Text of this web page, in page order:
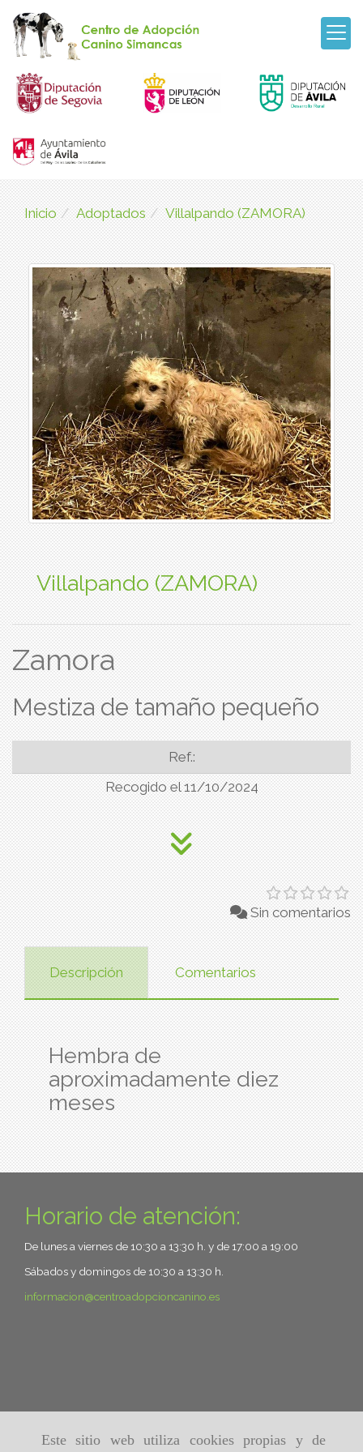
Este sitio web utiliza cookies propias y de
Inicio Adoptados Villalpando (ZAMORA)
Villalpando (ZAMORA)
Zamora
Mestiza de tamaño pequeño
Ref.:
Recogido el 11/10/2024
Sin comentarios
Descripción Comentarios
Hembra de
aproximadamente diez
meses
Horario de atención:
De lunes a viernes de 10:30 a 13:30 h. y de 17:00 a 19:00
Sábados y domingos de 10:30 a 13:30 h.
informacion
centroadopcioncanino.es